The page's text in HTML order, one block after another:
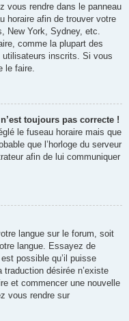
vous rendre dans le panneau
horaire afin de trouver votre
New York, Sydney, etc.
comme la plupart des
utilisateurs inscrits. Si vous
le faire.
toujours pas correcte !
le fuseau horaire mais que
que l’horloge du serveur
afin de lui communiquer
langue sur le forum, soit
langue. Essayez de
possible qu’il puisse
désirée n’existe
et commencer une nouvelle
vous rendre sur